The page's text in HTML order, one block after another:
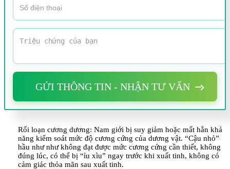
GỬI THÔNG TIN - NHẬN TƯ VẤN
Rối loạn cương dương: Nam giới bị suy giảm hoặc mất hằn khả
năng kiểm soát mức độ cương cứng của dương vật. “Cậu nhỏ”
hầu như như không đạt được mức cương cứng cần thiết, không
đúng lúc, có thể bị “ỉu xìu” ngay trước khi xuất tinh, không có
cảm giác thỏa mãn sau xuất tinh.